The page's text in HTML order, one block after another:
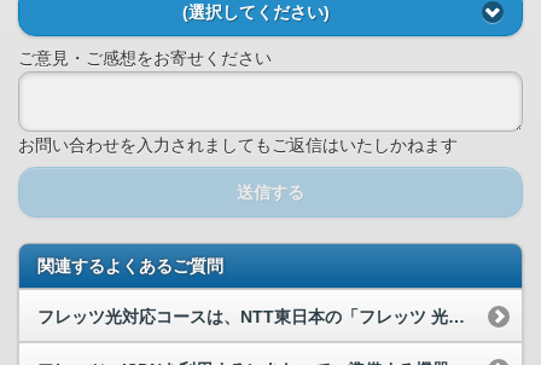
(選択してください)
ご意見・ご感想をお寄せください
お問い合わせを入力されましてもご返信はいたしかねます
送信する
関連するよくあるご質問
フレッツ光対応コースは、NTT東日本の「フレッツ 光ネクスト」に対応してい...